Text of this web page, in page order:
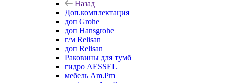
Назад
Доп.комплектация
доп Grohe
доп Hansgrohe
г/м Relisan
доп Relisan
Раковины для тумб
гидро AESSEL
мебель Am.Pm